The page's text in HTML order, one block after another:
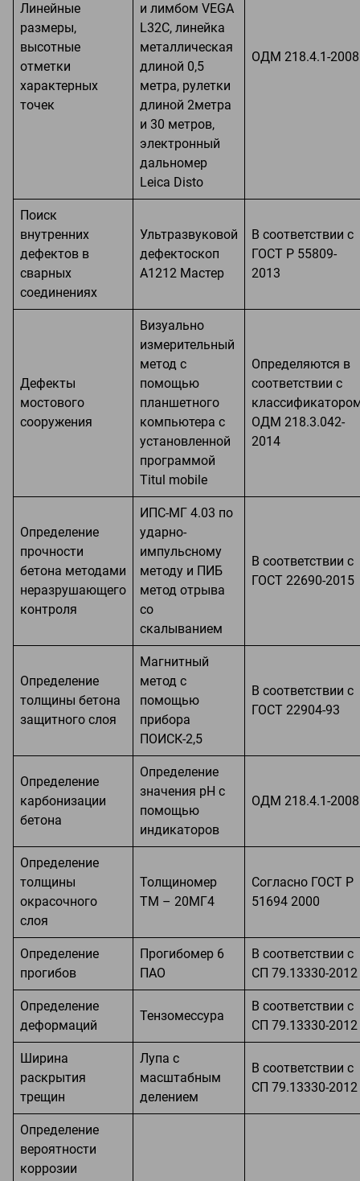
Линейные
размеры,
высотные
отметки
характерных
точек
и лимбом VEGA
L32C, линейка
металлическая
длиной 0,5
метра, рулетки
длиной 2метра
и 30 метров,
электронный
дальномер
Leiсa Disto
ОДМ 218.4.1-2008
Поиск
внутренних
дефектов в
сварных
соединениях
Ультразвуковой
дефектоскоп
А1212 Мастер
В соответствии с
ГОСТ Р 55809-
2013
Дефекты
мостового
сооружения
Визуально
измерительный
метод с
помощью
планшетного
компьютера с
установленной
программой
Titul mobile
Определяются в
соответствии с
ОДМ 218.3.042-
2014
Определение
прочности
бетона методами
неразрушающего
контроля
ИПС-МГ 4.03 по
ударно-
импульсному
методу и ПИБ
метод отрыва
со
скалыванием
В соответствии с
ГОСТ 22690-2015
Определение
толщины бетона
защитного слоя
Магнитный
метод с
помощью
прибора
ПОИСК-2,5
В соответствии с
ГОСТ 22904-93
Определение
карбонизации
бетона
Определение
значения рН с
помощью
индикаторов
ОДМ 218.4.1-2008
Определение
толщины
окрасочного
слоя
Толщиномер
ТМ – 20МГ4
Согласно ГОСТ Р
51694 2000
Определение
прогибов
Прогибомер 6
ПАО
В соответствии с
СП 79.13330-2012
Определение
деформаций
Тензомессура
В соответствии с
СП 79.13330-2012
Ширина
раскрытия
трещин
Лупа с
масштабным
делением
В соответствии с
СП 79.13330-2012
Определение
вероятности
коррозии